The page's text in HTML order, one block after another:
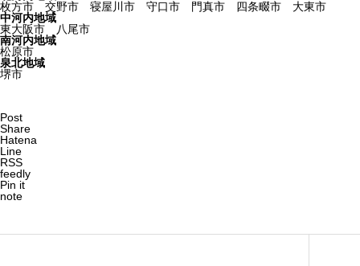
枚方市 交野市 寝屋川市 守口市 門真市 四条畷市 大東市
中河内地域
東大阪市 八尾市
南河内地域
松原市
泉北地域
堺市
Post
Share
Hatena
Line
RSS
feedly
Pin it
note